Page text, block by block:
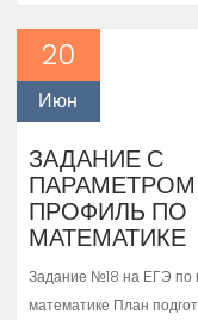
20
Июн
ЗАДАНИЕ С
ПАРАМЕТРОМ
ПРОФИЛЬ ПО
МАТЕМАТИКЕ
Задание №18 на ЕГЭ по
математике План